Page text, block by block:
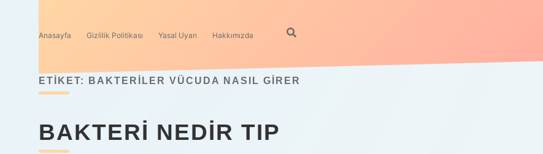
Anasayfa Gizlilik Politikası Yasal Uyarı Hakkımızda
ETIKET: BAKTERILER VÜCUDA NASIL GIRER
BAKTERI NEDIR TIP